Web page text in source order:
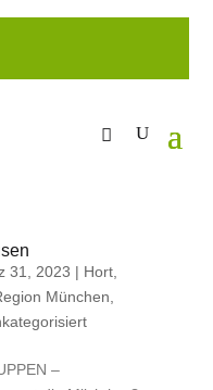
31, 2023 | Hort,
München
–